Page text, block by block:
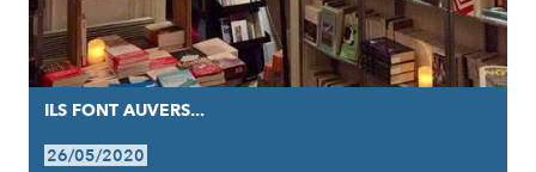
ILS FONT AUVERS...
26/05/2020